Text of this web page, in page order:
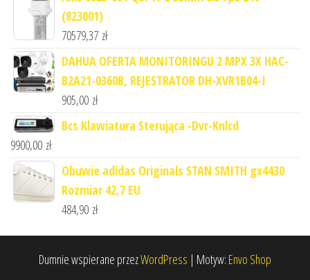
(823001)
70579,37 zł
DAHUA OFERTA MONITORINGU 2 MPX 3X HAC-
B2A21-0360B, REJESTRATOR DH-XVR1B04-I
905,00 zł
Bcs Klawiatura Sterująca -Dvr-Knlcd
9900,00 zł
Obuwie adidas Originals STAN SMITH gx4430
Rozmiar 42,7 EU
484,90 zł
Dumnie wspierane przezWordPress | Motyw: Envo Shop